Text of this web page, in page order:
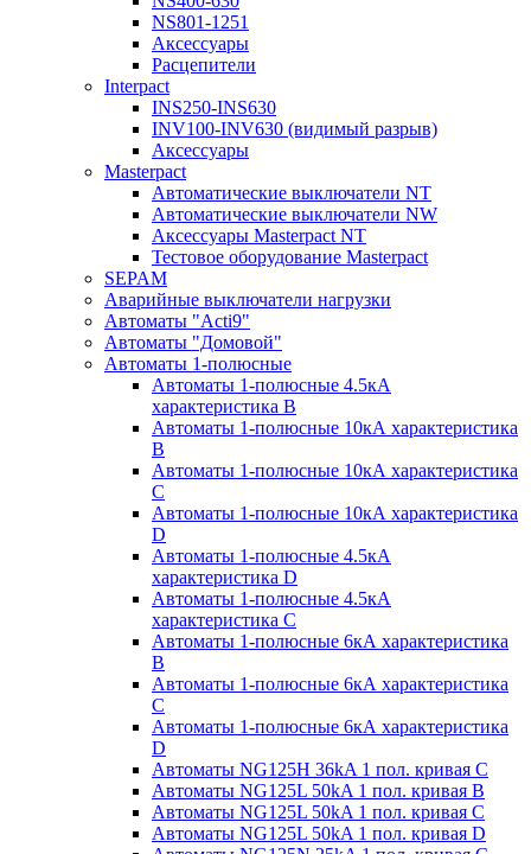
NS801-1251
Аксессуары
Расцепители
Interpact
INS250-INS630
INV100-INV630 (видимый разрыв)
Аксессуары
Masterpact
Автоматические выключатели NT
Автоматические выключатели NW
Аксессуары Masterpact NT
Тестовое оборудование Masterpact
SEPAM
Аварийные выключатели нагрузки
Автоматы "Acti9"
Автоматы "Домовой"
Автоматы 1-полюсные
Автоматы 1-полюсные 4.5кА
характеристика В
Автоматы 1-полюсные 10кА характеристика
B
Автоматы 1-полюсные 10кА характеристика
C
Автоматы 1-полюсные 10кА характеристика
D
Автоматы 1-полюсные 4.5кА
характеристика D
Автоматы 1-полюсные 4.5кА
характеристика С
Автоматы 1-полюсные 6кА характеристика
B
Автоматы 1-полюсные 6кА характеристика
C
Автоматы 1-полюсные 6кА характеристика
D
Автоматы NG125H 36kA 1 пол. кривая C
Автоматы NG125L 50kA 1 пол. кривая B
Автоматы NG125L 50kA 1 пол. кривая C
Автоматы NG125L 50kA 1 пол. кривая D